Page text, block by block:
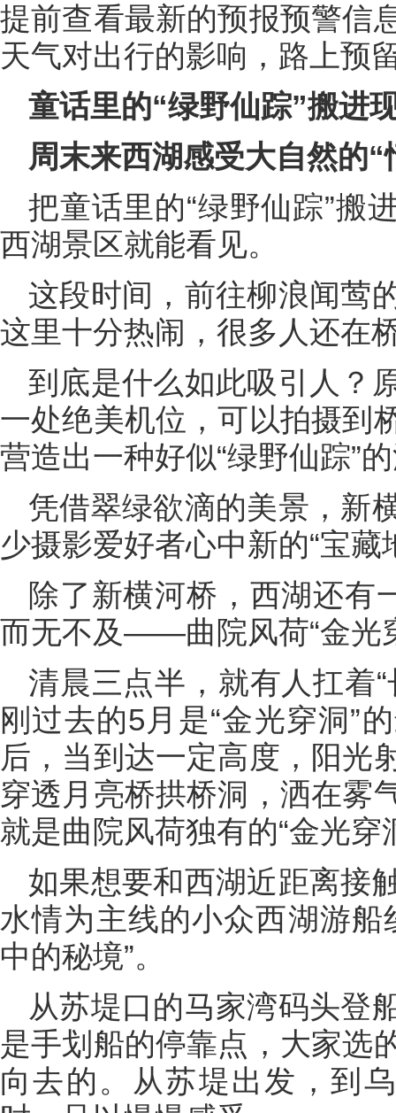
提前查看最新的预报预警信
天气对出行的影响，路上预
童话里的“绿野仙踪”搬进
周末来西湖感受大自然的“
把童话里的“绿野仙踪”搬
西湖景区就能看见。
这段时间，前往柳浪闻莺
这里十分热闹，很多人还在
到底是什么如此吸引人？
一处绝美机位，可以拍摄到
营造出一种好似“绿野仙踪”
凭借翠绿欲滴的美景，新
少摄影爱好者心中新的“宝藏
除了新横河桥，西湖还有
而无不及——曲院风荷“金光
清晨三点半，就有人扛着
刚过去的5月是“金光穿洞”
后，当到达一定高度，阳光
穿透月亮桥拱桥洞，洒在雾
就是曲院风荷独有的“金光穿
如果想要和西湖近距离接
水情为主线的小众西湖游
中的秘境”。
从苏堤口的马家湾码头登
是手划船的停靠点，大家选
向去的。从苏堤出发，到